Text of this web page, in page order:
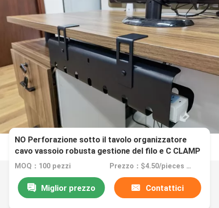
NO Perforazione sotto il tavolo organizzatore
cavo vassoio robusta gestione del filo e C CLAMP
MOQ：100 pezzi Prezzo：$4.50/pieces 100-49999 pieces
Miglior prezzo Contattici